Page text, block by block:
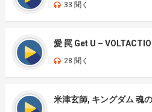
33 聞く
愛 罠 Get U –
28 聞く
米津玄師, キングダム 魂